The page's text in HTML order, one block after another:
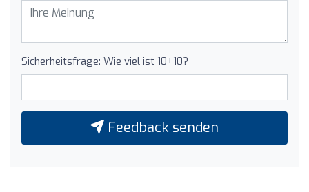
Sicherheitsfrage: Wie viel ist 10+10?
Feedback senden